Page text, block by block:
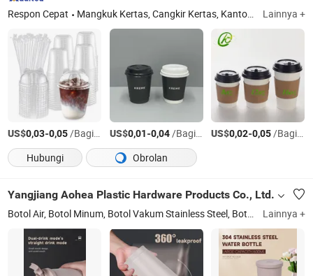
Respon Cepat Mangkuk Kertas, Cangkir Kertas, Kantong Kertas, Kotak Kertas, Cangkir Kopi, Mangkuk Sekali Pakai, Cangkir Sekali Pakai Lainnya +
US$0,03-0,05/Bagian US$0,01-0,04/Bagian US$0,02-0,05/Bagian
Hubungi
Obrolan
Yangjiang Aohea Plastic Hardware Products Co., Ltd.
Botol Air, Botol Minum, Botol Vakum Stainless Steel, Botol Air Portabel, Botol Bebas BPA, Botol Semprot, Botol Air Olahraga, Botol Vakum, Botol Minum Plastik, Botol Olahraga Tritan Lainnya +